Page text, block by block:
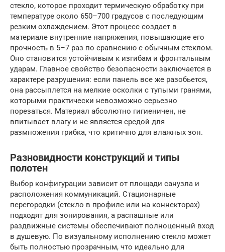
стекло, которое проходит термическую обработку при
температуре около 650–700 градусов с последующим
резким охлаждением. Этот процесс создает в
материале внутренние напряжения, повышающие его
прочность в 5–7 раз по сравнению с обычным стеклом.
Оно становится устойчивым к изгибам и фронтальным
ударам. Главное свойство безопасности заключается в
характере разрушения: если панель все же разобьется,
она рассыплется на мелкие осколки с тупыми гранями,
которыми практически невозможно серьезно
порезаться. Материал абсолютно гигиеничен, не
впитывает влагу и не является средой для
размножения грибка, что критично для влажных зон.
Разновидности конструкций и типы
полотен
Выбор конфигурации зависит от площади санузла и
расположения коммуникаций. Стационарные
перегородки (стекло в профиле или на коннекторах)
подходят для зонирования, а распашные или
раздвижные системы обеспечивают полноценный вход
в душевую. По визуальному исполнению стекло может
быть полностью прозрачным, что идеально для